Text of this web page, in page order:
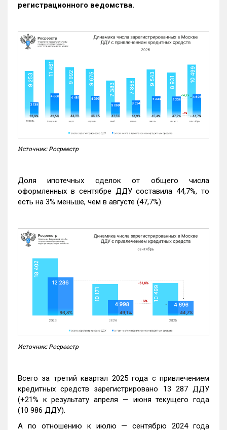
регистрационного ведомства.
Источник: Росреестр
Доля ипотечных сделок от общего числа
оформленных в сентябре ДДУ составила 44,7%, то
есть на 3% меньше, чем в августе (47,7%).
Источник: Росреестр
Всего за третий квартал 2025 года с привлечением
кредитных средств зарегистрировано 13 287 ДДУ
(+21% к результату апреля — июня текущего года
(10 986 ДДУ).
А по отношению к июлю — сентябрю 2024 года